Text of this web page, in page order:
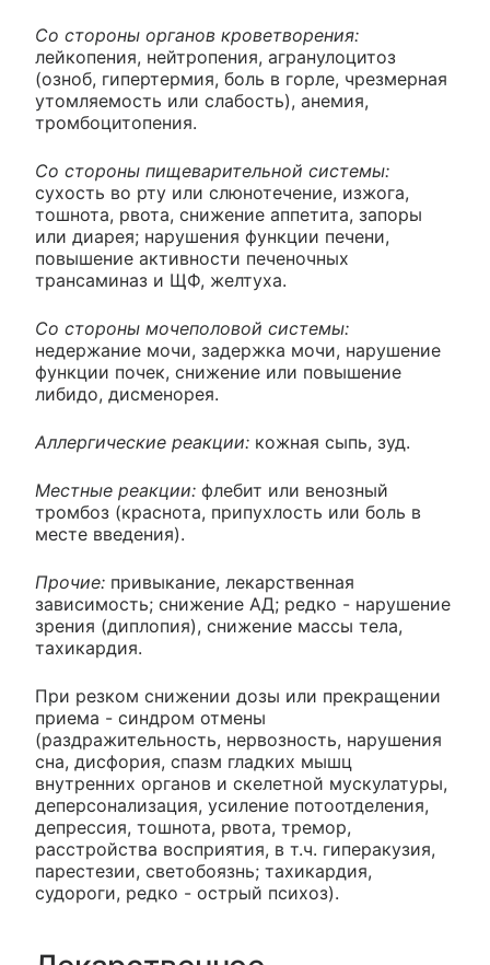
Со стороны органов кроветворения:
лейкопения, нейтропения, агранулоцитоз
(озноб, гипертермия, боль в горле, чрезмерная
утомляемость или слабость), анемия,
тромбоцитопения.
Со стороны пищеварительной системы:
сухость во рту или слюнотечение, изжога,
тошнота, рвота, снижение аппетита, запоры
или диарея; нарушения функции печени,
повышение активности печеночных
трансаминаз и ЩФ, желтуха.
Со стороны мочеполовой системы:
недержание мочи, задержка мочи, нарушение
функции почек, снижение или повышение
либидо, дисменорея.
Аллергические реакции: кожная сыпь, зуд.
Местные реакции: флебит или венозный
тромбоз (краснота, припухлость или боль в
месте введения).
Прочие: привыкание, лекарственная
зависимость; снижение АД; редко - нарушение
зрения (диплопия), снижение массы тела,
тахикардия.
При резком снижении дозы или прекращении
приема - синдром отмены
(раздражительность, нервозность, нарушения
сна, дисфория, спазм гладких мышц
внутренних органов и скелетной мускулатуры,
деперсонализация, усиление потоотделения,
депрессия, тошнота, рвота, тремор,
расстройства восприятия, в т.ч. гиперакузия,
парестезии, светобоязнь; тахикардия,
судороги, редко - острый психоз).